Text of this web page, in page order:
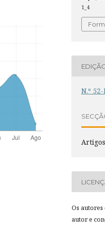
1_4
N.º
Artigos
Os
autor e